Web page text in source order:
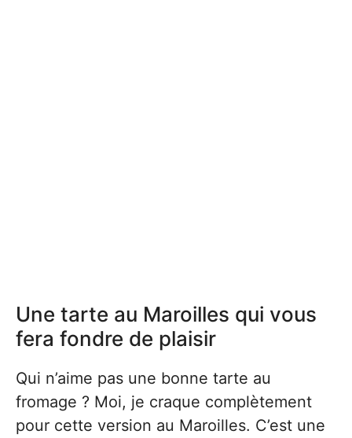
Une tarte au Maroilles qui vous
fera fondre de plaisir
Qui n’aime pas une bonne tarte au
fromage ? Moi, je craque complètement
pour cette version au Maroilles. C’est une